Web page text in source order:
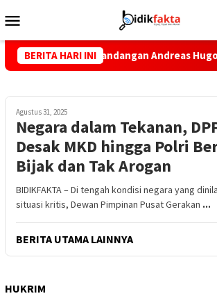
ke
Mobile
BERITA HARI INI
Penuh Pandangan Andreas Hugo Pareira,
Agustus 31, 2025
Negara dalam Tekanan,
Desak MKD hingga Polri
Bijak dan Tak Arogan
BIDIKFAKTA – Di tengah kondisi negara yang
situasi kritis, Dewan Pimpinan Pusat Gerakan ...
BERITA UTAMA LAINNYA
HUKRIM